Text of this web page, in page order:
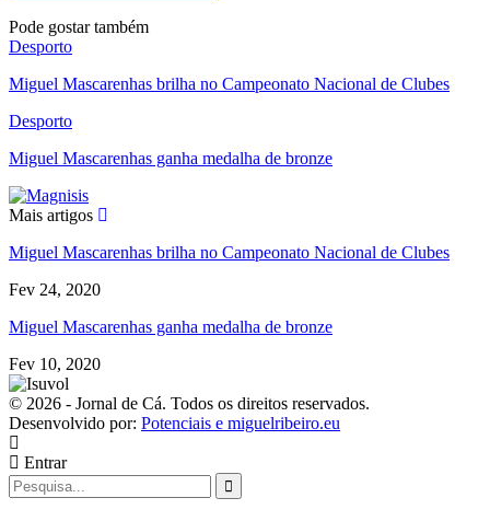
Pode gostar também
Desporto
Miguel Mascarenhas brilha no Campeonato Nacional de Clubes
Desporto
Miguel Mascarenhas ganha medalha de bronze
Mais artigos
Miguel Mascarenhas brilha no Campeonato Nacional de Clubes
Fev 24, 2020
Miguel Mascarenhas ganha medalha de bronze
Fev 10, 2020
© 2026 - Jornal de Cá. Todos os direitos reservados.
Desenvolvido por: Potenciais e miguelribeiro.eu
Entrar